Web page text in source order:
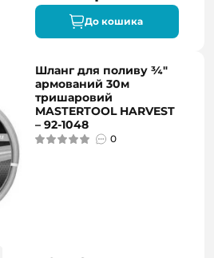
До кошика
Шланг для поливу ¾"
армований 30м
тришаровий
MASTERTOOL HARVEST
– 92-1048
0